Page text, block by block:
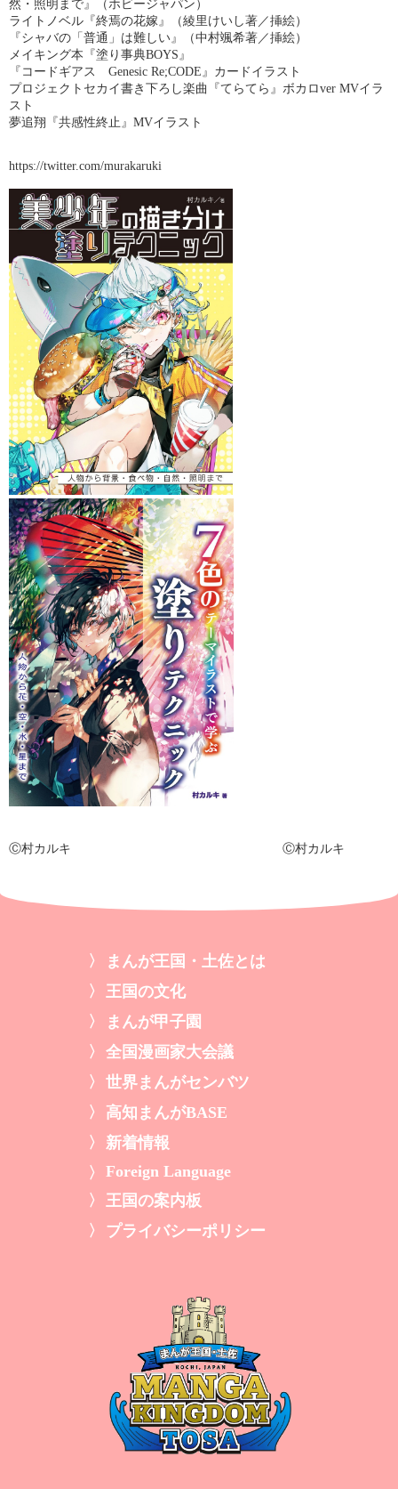
然・照明まで』（ホビージャパン）
ライトノベル『終焉の花嫁』（綾里けいし著／挿絵）
『シャバの「普通」は難しい』（中村颯希著／挿絵）
メイキング本『塗り事典BOYS』
『コードギアス Genesic Re;CODE』カードイラスト
プロジェクトセカイ書き下ろし楽曲『てらてら』ボカロver MVイラ
スト
夢追翔『共感性終止』MVイラスト
https://twitter.com/murakaruki
Ⓒ村カルキ Ⓒ村カルキ
まんが王国・土佐とは
王国の文化
まんが甲子園
全国漫画家大会議
世界まんがセンバツ
高知まんがBASE
新着情報
Foreign Language
王国の案内板
プライバシーポリシー